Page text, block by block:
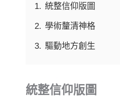
1. 統整信仰版圖
2. 學術釐清神格
3. 驅動地方創生
統整信仰版圖